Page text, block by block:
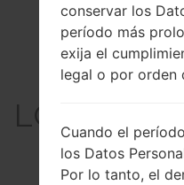
El
conservar los
período más
exija el
legal o por orden
Cuando el
los Datos
Por lo tanto, el